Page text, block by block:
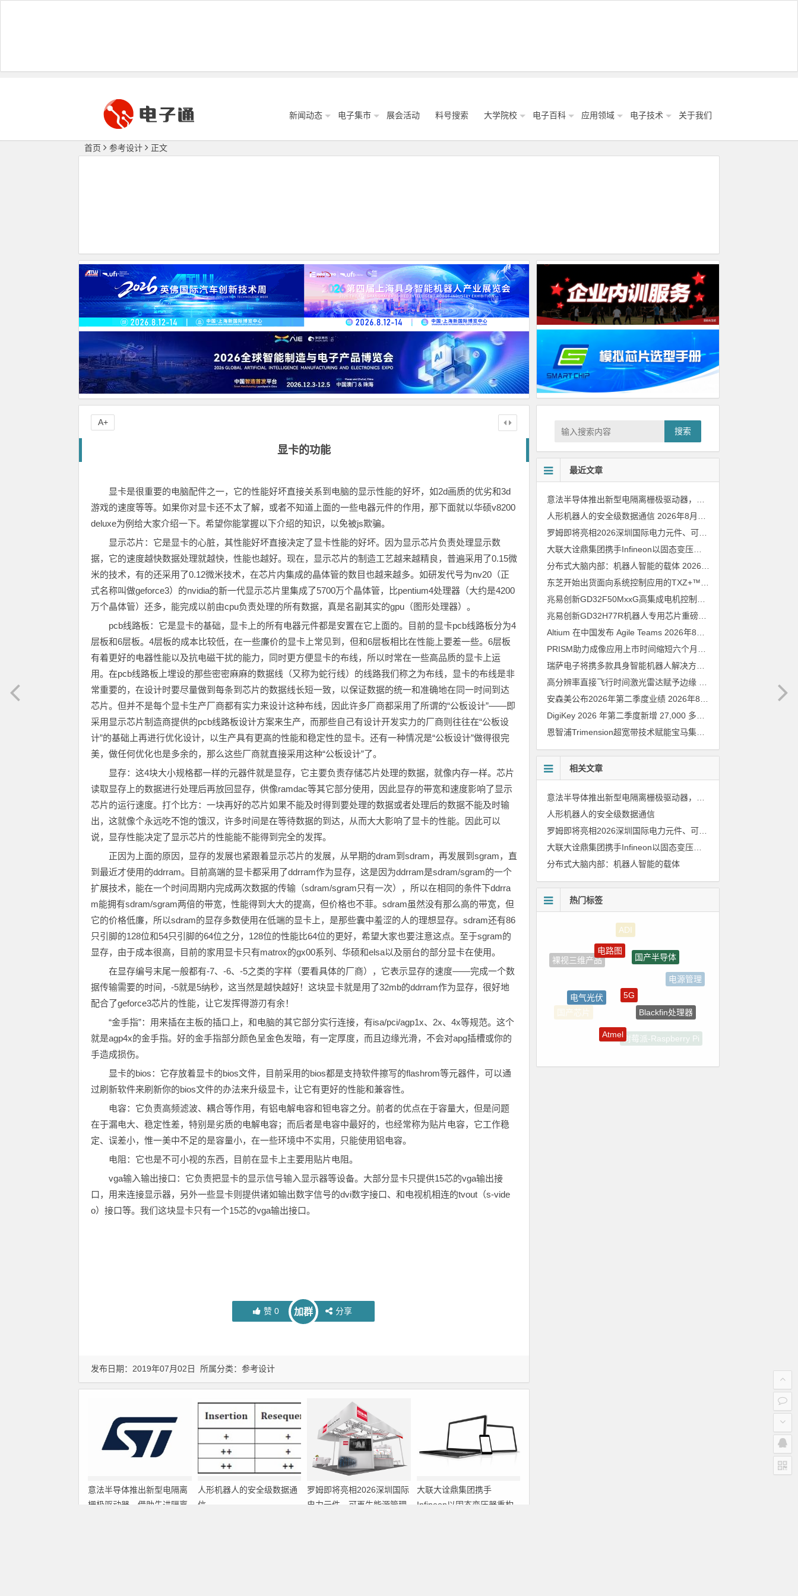
新闻动态 电子集市 展会活动 料号搜索 大学院校 电子百科 应用领域 电子技术 关于我们
首页 参考设计 正文
显卡的功能
显卡是很重要的电脑配件之一，它的性能好坏直接关系到电脑的显示性能的好坏，如2d画质的优劣和3d
游戏的速度等等。如果你对显卡还不太了解，或者不知道上面的一些电器元件的作用，那下面就以华硕v8200
deluxe为例给大家介绍一下。希望你能掌握以下介绍的知识，以免被js欺骗。
显示芯片：它是显卡的心脏，其性能好坏直接决定了显卡性能的好坏。因为显示芯片负责处理显示数
据，它的速度越快数据处理就越快，性能也越好。现在，显示芯片的制造工艺越来越精良，普遍采用了0.15微
米的技术，有的还采用了0.12微米技术，在芯片内集成的晶体管的数目也越来越多。如研发代号为nv20（正
式名称叫做geforce3）的nvidia的新一代显示芯片里集成了5700万个晶体管，比pentium4处理器（大约是4200
万个晶体管）还多，能完成以前由cpu负责处理的所有数据，真是名副其实的gpu（图形处理器）。
pcb线路板：它是显卡的基础，显卡上的所有电器元件都是安置在它上面的。目前的显卡pcb线路板分为4
层板和6层板。4层板的成本比较低，在一些廉价的显卡上常见到，但和6层板相比在性能上要差一些。6层板
有着更好的电器性能以及抗电磁干扰的能力，同时更方便显卡的布线，所以时常在一些高品质的显卡上运
用。在pcb线路板上埋设的那些密密麻麻的数据线（又称为蛇行线）的线路我们称之为布线，显卡的布线是非
常重要的，在设计时要尽量做到每条到芯片的数据线长短一致，以保证数据的统一和准确地在同一时间到达
芯片。但并不是每个显卡生产厂商都有实力来设计这种布线，因此许多厂商都采用了所谓的“公板设计”——即
采用显示芯片制造商提供的pcb线路板设计方案来生产，而那些自己有设计开发实力的厂商则往往在“公板设
计”的基础上再进行优化设计，以生产具有更高的性能和稳定性的显卡。还有一种情况是“公板设计”做得很完
美，做任何优化也是多余的，那么这些厂商就直接采用这种“公板设计”了。
显存：这4块大小规格都一样的元器件就是显存，它主要负责存储芯片处理的数据，就像内存一样。芯片
读取显存上的数据进行处理后再放回显存，供像ramdac等其它部分使用，因此显存的带宽和速度影响了显示
芯片的运行速度。打个比方：一块再好的芯片如果不能及时得到要处理的数据或者处理后的数据不能及时输
出，这就像个永远吃不饱的饿汉，许多时间是在等待数据的到达，从而大大影响了显卡的性能。因此可以
说，显存性能决定了显示芯片的性能能不能得到完全的发挥。
正因为上面的原因，显存的发展也紧跟着显示芯片的发展，从早期的dram到sdram，再发展到sgram，直
到最近才使用的ddrram。目前高端的显卡都采用了ddrram作为显存，这是因为ddrram是sdram/sgram的一个
扩展技术，能在一个时间周期内完成两次数据的传输（sdram/sgram只有一次），所以在相同的条件下ddrra
m能拥有sdram/sgram两倍的带宽，性能得到大大的提高，但价格也不菲。sdram虽然没有那么高的带宽，但
它的价格低廉，所以sdram的显存多数使用在低端的显卡上，是那些囊中羞涩的人的理想显存。sdram还有86
只引脚的128位和54只引脚的64位之分，128位的性能比64位的更好，希望大家也要注意这点。至于sgram的
显存，由于成本很高，目前的家用显卡只有matrox的gx00系列、华硕和elsa以及丽台的部分显卡在使用。
在显存编号末尾一般都有-7、-6、-5之类的字样（要看具体的厂商），它表示显存的速度——完成一个数
据传输需要的时间，-5就是5纳秒，这当然是越快越好！这块显卡就是用了32mb的ddrram作为显存，很好地
配合了geforce3芯片的性能，让它发挥得游刃有余！
“金手指”：用来插在主板的插口上，和电脑的其它部分实行连接，有isa/pci/agp1x、2x、4x等规范。这个
就是agp4x的金手指。好的金手指部分颜色呈金色发暗，有一定厚度，而且边缘光滑，不会对apg插槽或你的
手造成损伤。
显卡的bios：它存放着显卡的bios文件，目前采用的bios都是支持软件擦写的flashrom等元器件，可以通
过刷新软件来刷新你的bios文件的办法来升级显卡，让它有更好的性能和兼容性。
电容：它负责高频滤波、耦合等作用，有铝电解电容和钽电容之分。前者的优点在于容量大，但是问题
在于漏电大、稳定性差，特别是劣质的电解电容；而后者是电容中最好的，也经常称为贴片电容，它工作稳
定、误差小，惟一美中不足的是容量小，在一些环境中不实用，只能使用铝电容。
电阻：它也是不可小视的东西，目前在显卡上主要用贴片电阻。
vga输入输出接口：它负责把显卡的显示信号输入显示器等设备。大部分显卡只提供15芯的vga输出接
口，用来连接显示器，另外一些显卡则提供诸如输出数字信号的dvi数字接口、和电视机相连的tvout（s-vide
o）接口等。我们这块显卡只有一个15芯的vga输出接口。
赞0 加群 分享
A+
发布日期：2019年07月02日 所属分类： 参考设计
意法半导体推出新型电隔离
栅极驱动器，借助先进隔离
人形机器人的安全级数据通
信
罗姆即将亮相2026深圳国际
电力元件、可再生能源管理
大联大诠鼎集团携手
Infineon以固态变压器重构
搜索
最近文章
人形机器人的安全级数据通信 2026年8月8日
罗姆即将亮相2026深圳国际电力元件、可再生能源管理展览会暨研讨会
大联大诠鼎集团携手Infineon以固态变压器重构配电效率新标杆
分布式大脑内部：机器人智能的载体 2026年8月6日
兆易创新GD32H77R机器人专用芯片重磅亮相，精准赋能伺服驱动与关节控制
Altium 在中国发布 Agile Teams 2026年8月6日
安森美公布2026年第二季度业绩 2026年8月6日
恩智浦Trimension超宽带技术赋能宝马集团Digital Key Plus及生命体存在检测功能
相关文章
人形机器人的安全级数据通信
罗姆即将亮相2026深圳国际电力元件、可再生能源管理展览会暨研讨会
大联大诠鼎集团携手Infineon以固态变压器重构配电效率新标杆
分布式大脑内部：机器人智能的载体
热门标签
裸视三维产品
电路图
电源管理
国产芯片
树莓派-Raspberry Pi
LED驱动方案